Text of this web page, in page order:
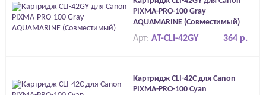
PIXMA-PRO-100 Gray
AQUAMARINE (Совместимый)
364 р.
Арт:AT-CLI-42GY
Картридж CLI-42C для Canon
PIXMA-PRO-100 Cyan